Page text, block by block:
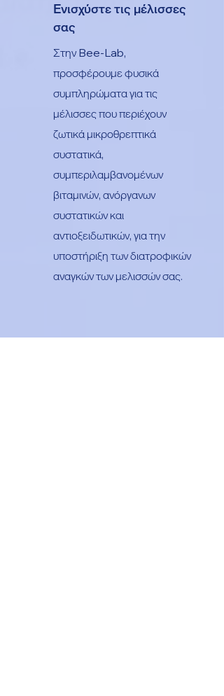
Ενισχύστε τις μέλισσες
σας
Στην Bee-Lab,
προσφέρουμε φυσικά
συμπληρώματα για τις
μέλισσες που περιέχουν
ζωτικά μικροθρεπτικά
συστατικά,
συμπεριλαμβανομένων
βιταμινών, ανόργανων
συστατικών και
αντιοξειδωτικών, για την
υποστήριξη των διατροφικών
αναγκών των μελισσών σας.